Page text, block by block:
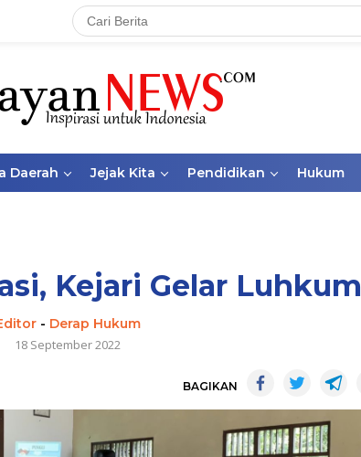
Daerah Jejak Kita Pendidikan Hukum
Kejari Gelar Luhkum
- Derap Hukum
18 September 2022
BAGIKAN